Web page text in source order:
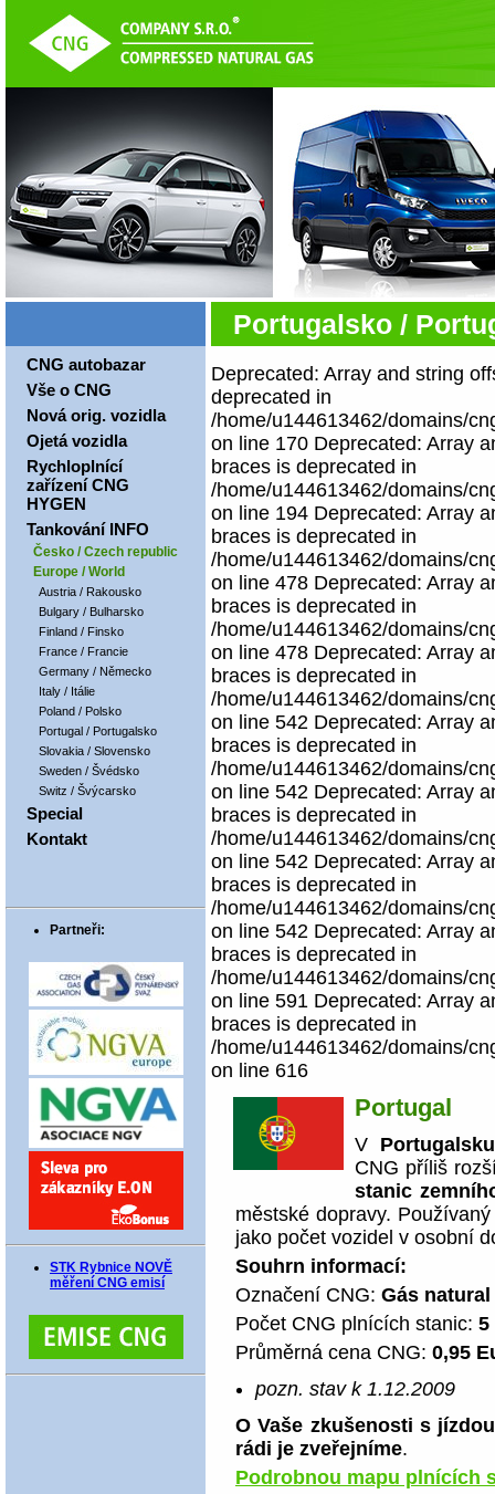
Portugalsko /
Deprecated: Array and string
deprecated in
/home/u144613462/domains/
on line 170 Deprecated: Array
braces is deprecated in
/home/u144613462/domains/
on line 194 Deprecated: Array
braces is deprecated in
/home/u144613462/domains/
on line 478 Deprecated: Array
braces is deprecated in
/home/u144613462/domains/
on line 478 Deprecated: Array
braces is deprecated in
/home/u144613462/domains/
on line 542 Deprecated: Array
braces is deprecated in
/home/u144613462/domains/
on line 542 Deprecated: Array
braces is deprecated in
/home/u144613462/domains/
on line 542 Deprecated: Array
braces is deprecated in
/home/u144613462/domains/
on line 542 Deprecated: Array
braces is deprecated in
/home/u144613462/domains/
on line 591 Deprecated: Array
braces is deprecated in
/home/u144613462/domains/
on line 616
Portugal
V Portugalsku
CNG příliš
stanic
městské dopravy.
jako počet vozidel v osobní
Souhrn informací:
Označení CNG: Gás
Počet CNG plnících stanic: 5
Průměrná cena CNG: 0,95
pozn. stav k 1.12.2009
O Vaše zkušenosti s
rádi je zveřejníme.
Podrobnou mapu plnících
CNG autobazar
Vše o CNG
Nová orig. vozidla
Ojetá vozidla
Rychloplnící
zařízení CNG
HYGEN
Tankování INFO
Česko / Czech republic
Europe / World
Austria / Rakousko
Bulgary / Bulharsko
Finland / Finsko
France / Francie
Germany / Německo
Italy / Itálie
Poland / Polsko
Portugal / Portugalsko
Slovakia / Slovensko
Sweden / Švédsko
Switz / Švýcarsko
Special
Kontakt
Partneři:
STK Rybnice NOVĚ
měření CNG emisí